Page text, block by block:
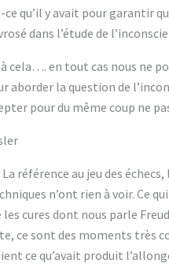
ce qu’il y avait pour
dans l’étude de
à cela…. en tout cas nous ne
aborder la question de
pour du même coup ne
La référence au jeu des
n’ont rien à voir. Ce
les cures dont nous parle
ce sont des moments très
ce qu’avait produit